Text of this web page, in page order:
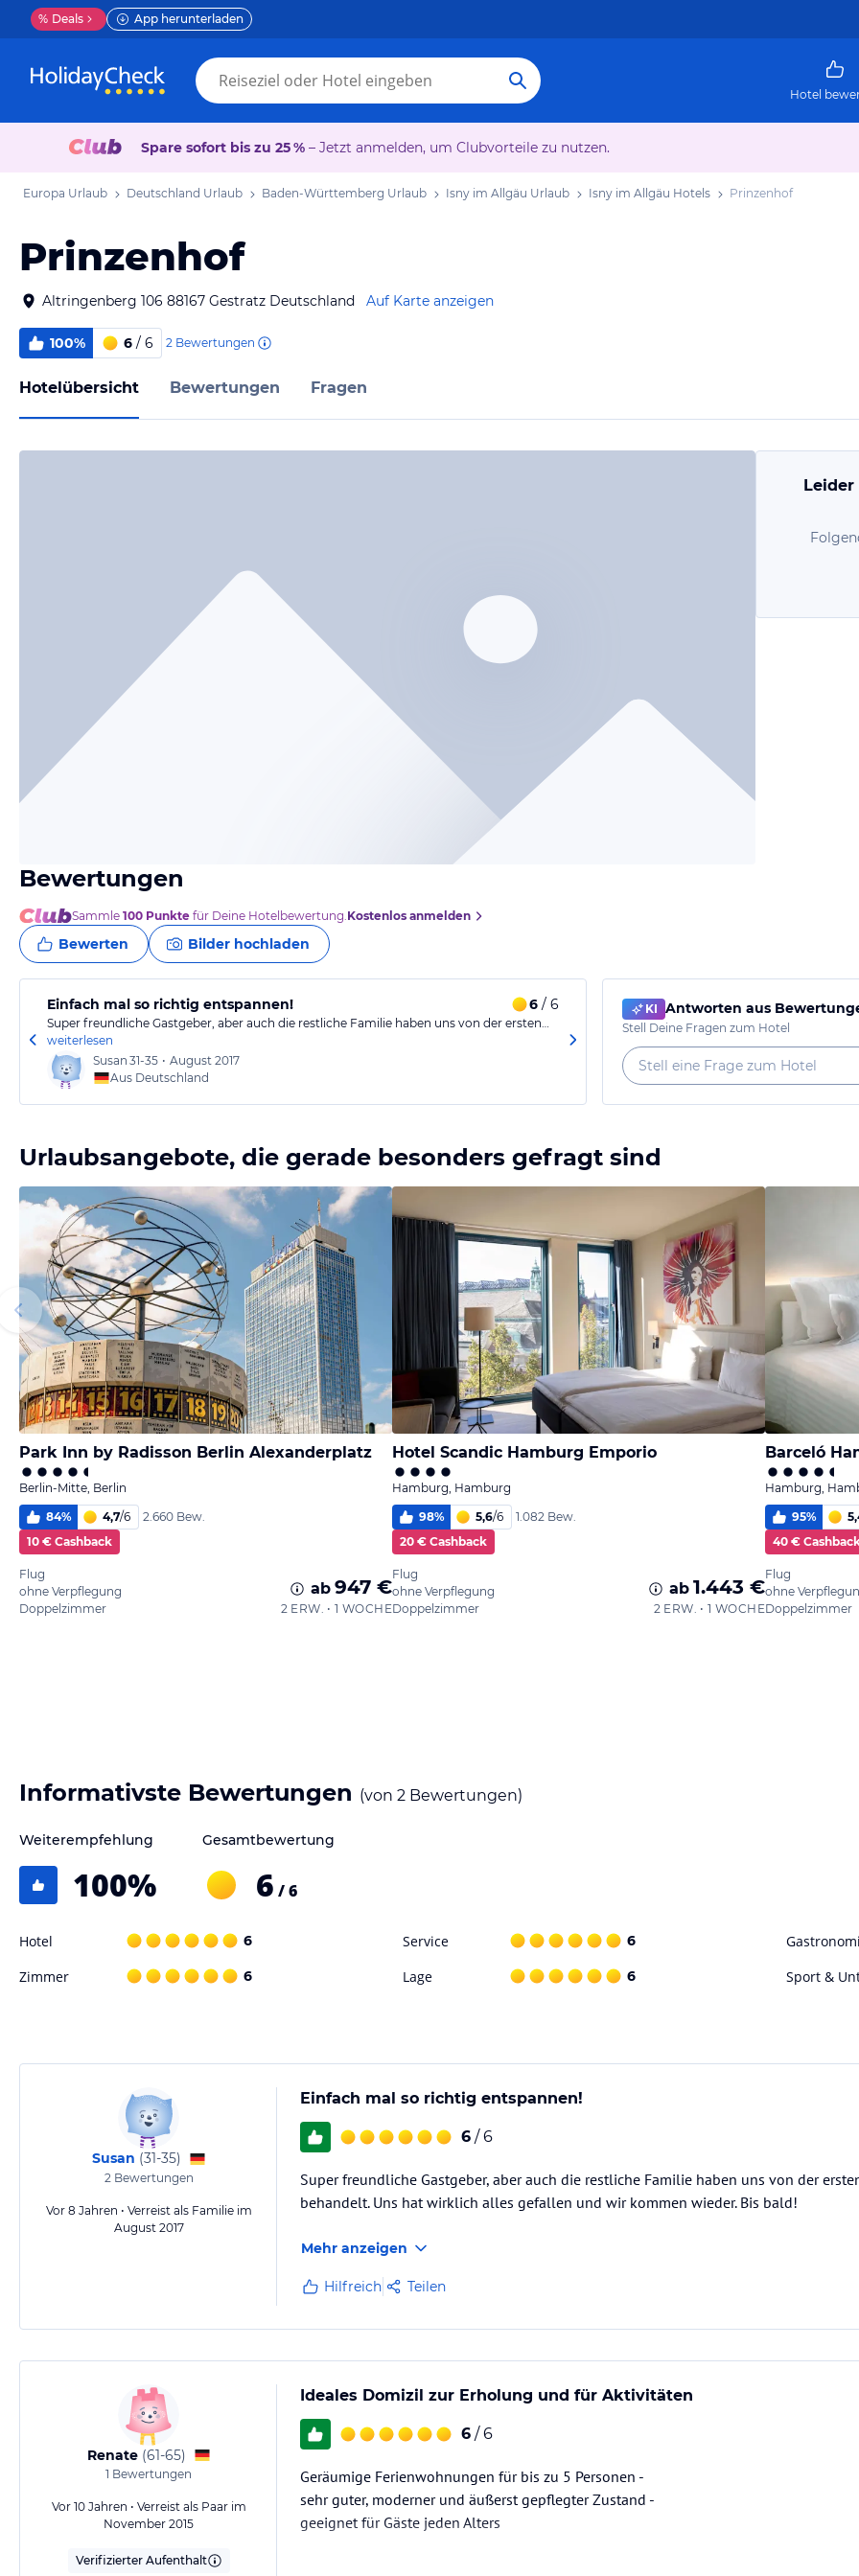
% Deals App herunterladen
Hotel
Spare sofort bis zu 25 % – Jetzt anmelden, um Clubvorteile zu nutzen.
Europa Urlaub Deutschland Urlaub Baden-Württemberg Urlaub Isny im Allgäu Urlaub Isny im Allgäu Hotels Prinzenhof
Prinzenhof
Altringenberg 106 88167 Gestratz Deutschland Auf Karte anzeigen
100% 6 / 6 2 Bewertungen
Hotelübersicht Bewertungen Fragen
Bewertungen
Sammle 100 Punkte für Deine Hotelbewertung. Kostenlos anmelden
Bewerten Bilder hochladen
Einfach mal so richtig entspannen! 6 / 6
Super freundliche Gastgeber, aber auch die restliche Familie haben uns von der ersten…
weiterlesen
Susan 31-35 • August 2017
Aus Deutschland
KI Antworten aus
Stell Deine Fragen zum Hotel
Urlaubsangebote, die gerade besonders gefragt sind
Park Inn by Radisson Berlin Alexanderplatz
Berlin-Mitte, Berlin
84% 4,7/6
2.660 Bew.
10 € Cashback
Flug
ohne Verpflegung
Doppelzimmer
ab 947 €
2 ERW. • 1 WOCHE
Hotel Scandic Hamburg Emporio
Hamburg, Hamburg
98% 5,6/6
1.082 Bew.
20 € Cashback
Flug
ohne Verpflegung
Doppelzimmer
ab 1.443 €
2 ERW. • 1 WOCHE
Barceló
Hamburg,
95%
40 €
Flug
ohne
Doppelzimmer
Informativste Bewertungen (von 2 Bewertungen)
Weiterempfehlung
100%
Gesamtbewertung
6 / 6
Hotel 6 Service 6
Zimmer 6 Lage 6 Sport &
Susan (31-35)
2 Bewertungen
Vor 8 Jahren • Verreist als Familie im
August 2017
Einfach mal so richtig entspannen!
6 / 6
Super freundliche Gastgeber, aber auch die restliche Familie haben uns von der
behandelt. Uns hat wirklich alles gefallen und wir kommen wieder. Bis bald!
Mehr anzeigen
Hilfreich Teilen
Renate (61-65)
1 Bewertungen
Vor 10 Jahren • Verreist als Paar im
November 2015
Verifizierter Aufenthalt
Ideales Domizil zur Erholung und für Aktivitäten
6 / 6
Geräumige Ferienwohnungen für bis zu 5 Personen -
sehr guter, moderner und äußerst gepflegter Zustand -
geeignet für Gäste jeden Alters